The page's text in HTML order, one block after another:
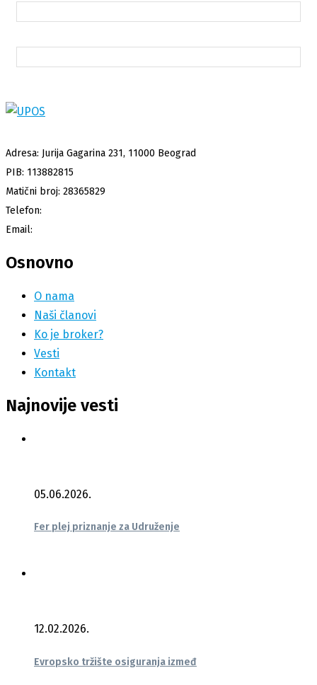
Adresa: Jurija Gagarina 231, 11000 Beograd
PIB: 113882815
Matični broj: 28365829
Telefon:
Email:
Osnovno
O nama
Naši članovi
Ko je broker?
Vesti
Kontakt
Najnovije vesti
05.06.2026.
Fer plej priznanje za Udruženje
12.02.2026.
Evropsko tržište osiguranja izmeđ